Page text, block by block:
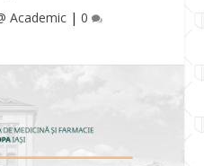
Academic | 0